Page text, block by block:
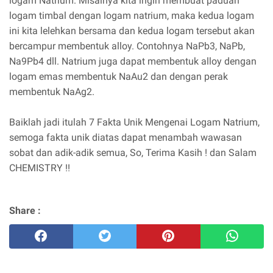
logam timbal dengan logam natrium, maka kedua logam
ini kita lelehkan bersama dan kedua logam tersebut akan
bercampur membentuk alloy. Contohnya NaPb3, NaPb,
Na9Pb4 dll. Natrium juga dapat membentuk alloy dengan
logam emas membentuk NaAu2 dan dengan perak
membentuk NaAg2.
Baiklah jadi itulah 7 Fakta Unik Mengenai Logam Natrium,
semoga fakta unik diatas dapat menambah wawasan
sobat dan adik-adik semua, So, Terima Kasih ! dan Salam
CHEMISTRY !!
Share :